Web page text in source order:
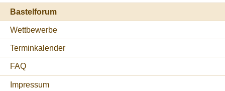
Bastelforum
Wettbewerbe
Terminkalender
FAQ
Impressum